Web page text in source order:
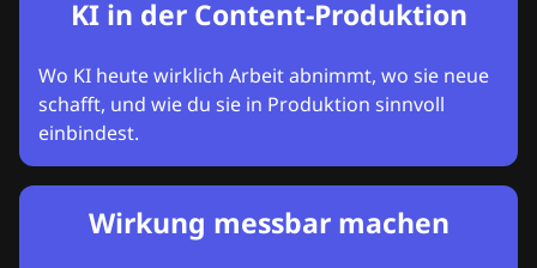
KI in der Content-Produktion
Wo KI heute wirklich Arbeit abnimmt, wo sie neue
schafft, und wie du sie in Produktion sinnvoll
einbindest.
Wirkung messbar machen